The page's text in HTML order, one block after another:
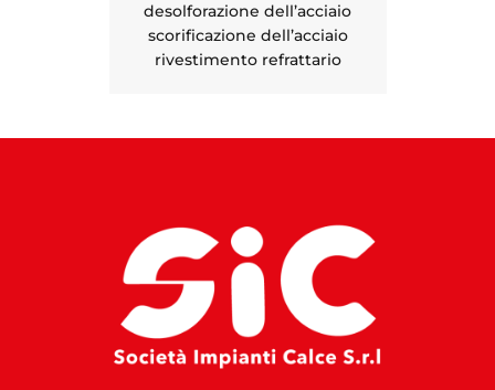
desolforazione dell’acciaio
scorificazione dell’acciaio
rivestimento refrattario